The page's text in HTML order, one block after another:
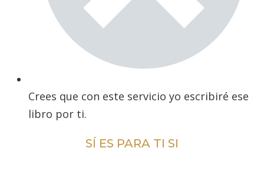
Crees que con este servicio yo escribiré ese
libro por ti.
SÍ ES PARA TI SI